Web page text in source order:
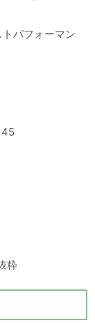
パフォーマン
粋